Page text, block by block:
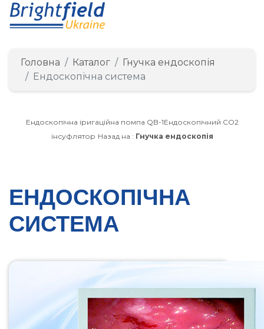
Головна Каталог
Гнучка ендоскопія
Ендоскопічна система
Ендоскопічна іригаційна помпа QB-1Ендоскопічний СО2
інсуфлятор Назад на : Гнучка ендоскопія
ЕНДОСКОПІЧНА
СИСТЕМА